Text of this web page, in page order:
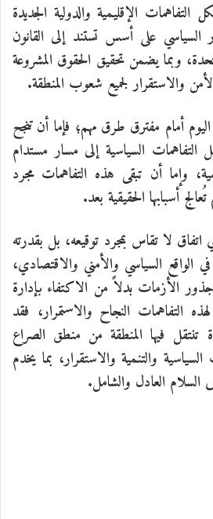
الإقليمية والدولية الجديدة
السياسي على أسس تستند إلى القانون
وبما يضمن تحقيق الحقوق المشروعة
والاستقرار لجميع شعوب المنطقة.
أمام مفترق طرق مهم؛ فإما أن تنجح
التفاهمات السياسية إلى مسار مستدام
وإما أن تبقى هذه التفاهمات مجرد
أسبابها الحقيقية بعد.
لا تقاس بمجرد توقيعه، بل بقدرته
السياسي والأمني والاقتصادي،
الأزمات بدلاً من الاكتفاء بإدارة
التفاهمات النجاح والاستمرار، فقد
تنتقل فيها المنطقة من منطق الصراع
والتنمية والاستقرار، بما يخدم
العادل والشامل.